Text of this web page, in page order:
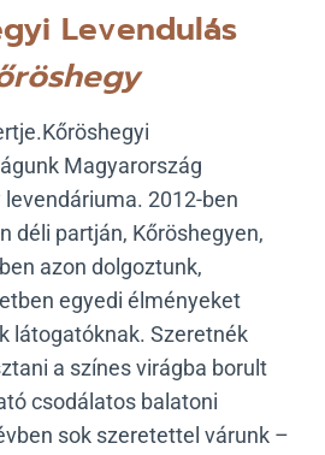
Levendulás
Magyarország
2012-ben
déli partján, Kőröshegyen,
azon dolgoztunk,
egyedi élményeket
látogatóknak. Szeretnék
a színes virágba borult
csodálatos balatoni
sok szeretettel várunk –